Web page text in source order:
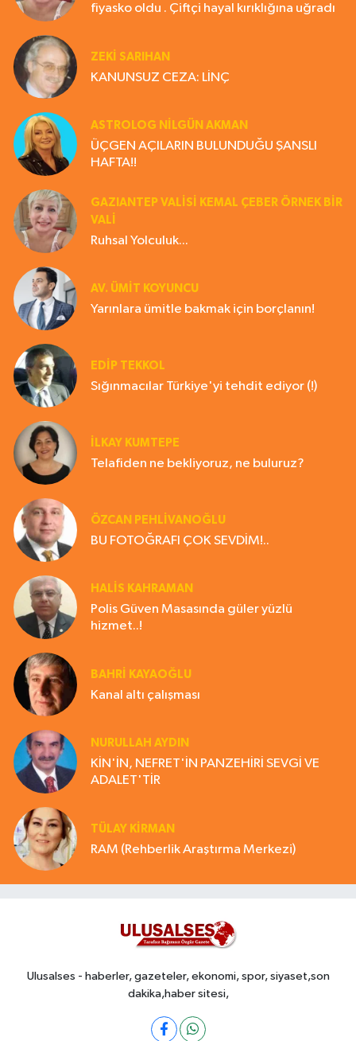
fiyasko oldu . Çiftçi hayal kırıklığına uğradı
ZEKI SARIHAN
KANUNSUZ CEZA: LİNÇ
ASTROLOG NILGÜN AKMAN
ÜÇGEN AÇILARIN BULUNDUĞU ŞANSLI
HAFTA!!
GAZIANTEP VALISI KEMAL ÇEBER ÖRNEK BİR
VALİ
Ruhsal Yolculuk...
AV. ÜMIT KOYUNCU
Yarınlara ümitle bakmak için borçlanın!
EDIP TEKKOL
Sığınmacılar Türkiye'yi tehdit ediyor (!)
İLKAY KUMTEPE
Telafiden ne bekliyoruz, ne buluruz?
ÖZCAN PEHLİVANOĞLU
BU FOTOĞRAFI ÇOK SEVDİM!..
HALIS KAHRAMAN
Polis Güven Masasında güler yüzlü
hizmet..!
BAHRI KAYAOĞLU
Kanal altı çalışması
NURULLAH AYDIN
KİN'İN, NEFRET'İN PANZEHİRİ SEVGİ VE
ADALET'TİR
TÜLAY KİRMAN
RAM (Rehberlik Araştırma Merkezi)
Ulusalses - haberler, gazeteler, ekonomi, spor, siyaset,son
dakika,haber sitesi,